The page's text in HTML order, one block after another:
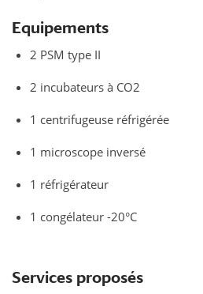
Equipements
2 PSM type II
2 incubateurs à CO2
1 centrifugeuse réfrigérée
1 microscope inversé
1 réfrigérateur
1 congélateur -20°C
Services proposés